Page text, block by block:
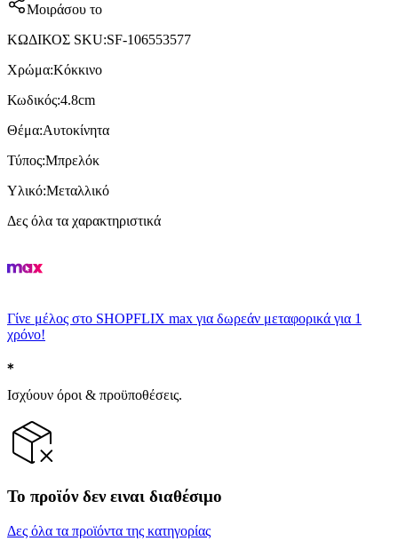
Μοιράσου το
ΚΩΔΙΚΟΣ SKU:SF-106553577
Χρώμα:Κόκκινο
Κωδικός:4.8cm
Θέμα:Αυτοκίνητα
Τύπος:Μπρελόκ
Υλικό:Μεταλλικό
Δες όλα τα χαρακτηριστικά
Γίνε μέλος στο SHOPFLIX max για δωρεάν μεταφορικά για 1
χρόνο!
Ισχύουν όροι & προϋποθέσεις.
Το προϊόν δεν ειναι διαθέσιμο
Δες όλα τα προϊόντα της κατηγορίας